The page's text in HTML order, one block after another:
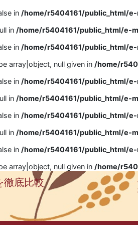
in /home/r5404161/public_html/
in /home/r5404161/public_html/e-
in /home/r5404161/public_html/
array|object, null given in /home/
in /home/r5404161/public_html/
in /home/r5404161/public_html/e-
in /home/r5404161/public_html/
in /home/r5404161/public_html/e-
in /home/r5404161/public_html/
array|object, null given in /home/
徹底比較